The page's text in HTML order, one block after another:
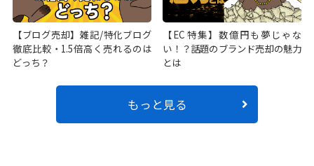
【ブログ売却】雑記/特化ブログ
徹底比較・1.5倍高く売れるのは
どっち？
【EC特集】数億円も夢じゃな
い！？話題のブランド売却の魅力
とは
もっと見る